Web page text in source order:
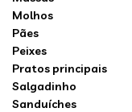
Molhos
Pães
Peixes
Pratos principais
Salgadinho
Sanduíches